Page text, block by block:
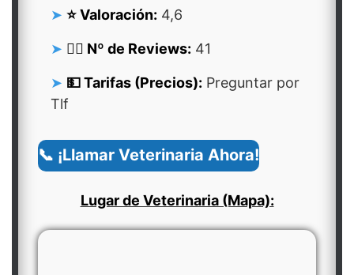
⭐ Valoración: 4,6
👍🏻 Nº de Reviews: 41
💵 Tarifas (Precios): Preguntar por
Tlf
📞 ¡Llamar Veterinaria Ahora!
Lugar de Veterinaria (Mapa):